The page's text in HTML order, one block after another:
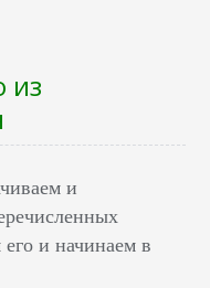
из
и
и начинаем в